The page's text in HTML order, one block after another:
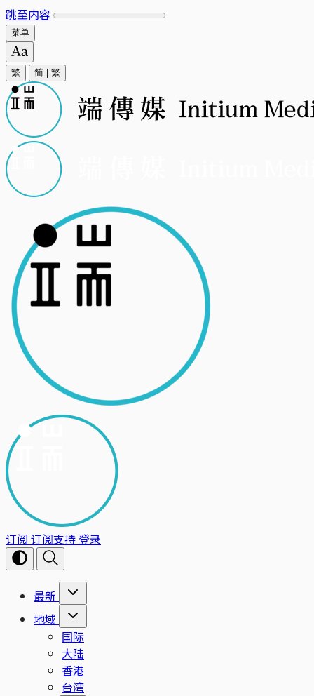
跳至内容
菜单
繁 简 繁
订阅 订阅支持登录
最新
地域
国际
大陆
香港
台湾